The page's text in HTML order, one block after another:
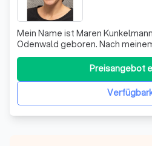
Mein Name ist Maren
Odenwald geboren. Nach
Kommunikations- und
Neckar habe ich zunächst
Werbeagenturen im Stuttgarter
Sommer 2009 zog ich zurück in
Preisangebot